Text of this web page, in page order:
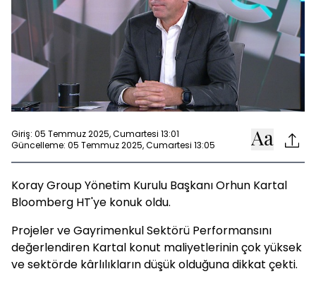
Giriş: 05 Temmuz 2025, Cumartesi 13:01
Güncelleme: 05 Temmuz 2025, Cumartesi 13:05
Koray Group Yönetim Kurulu Başkanı Orhun Kartal
Bloomberg HT'ye konuk oldu.
Projeler ve Gayrimenkul Sektörü Performansını
değerlendiren Kartal konut maliyetlerinin çok yüksek
ve sektörde kârlılıkların düşük olduğuna dikkat çekti.